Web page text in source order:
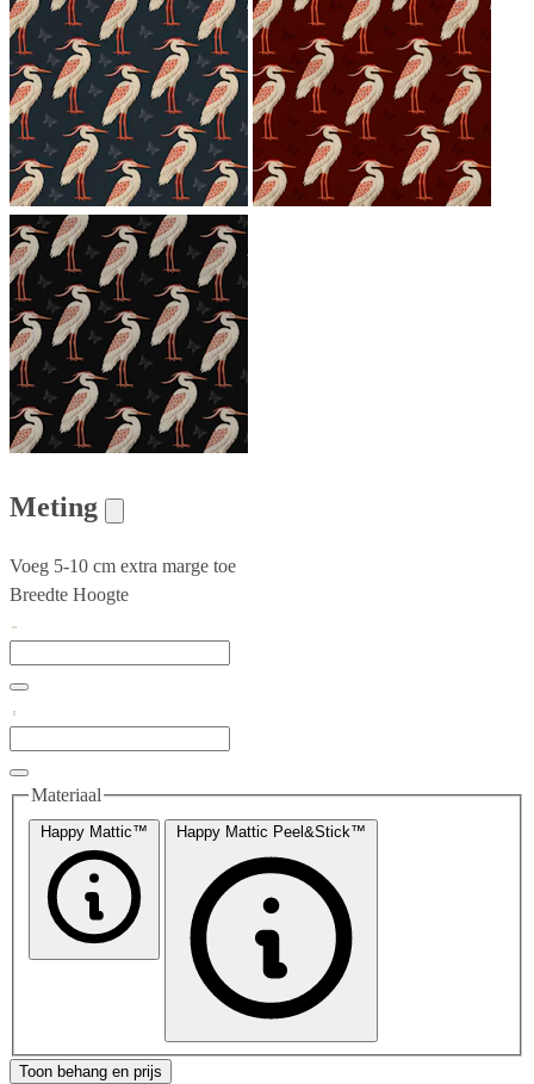
Meting
Voeg 5-10 cm extra marge toe
Breedte Hoogte
Materiaal
Happy Mattic™ Happy Mattic Peel&Stick™
Toon behang en prijs